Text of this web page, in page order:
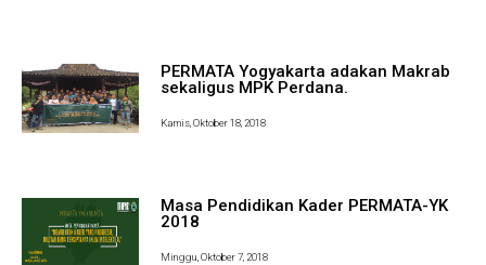
PERMATA Yogyakarta adakan Makrab
sekaligus MPK Perdana.
Kamis, Oktober 18, 2018
Masa Pendidikan Kader PERMATA-YK
2018
Minggu, Oktober 7, 2018